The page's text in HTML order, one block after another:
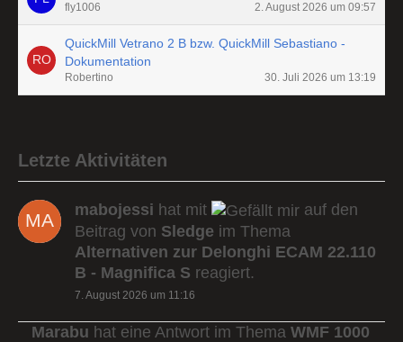
fly1006
2. August 2026 um 09:57
QuickMill Vetrano 2 B bzw. QuickMill Sebastiano -
Dokumentation
Robertino 30. Juli 2026 um 13:19
Letzte Aktivitäten
mabojessi hat mit
auf den
Beitrag von Sledge im Thema
Alternativen zur Delonghi ECAM 22.110
B - Magnifica S reagiert.
7. August 2026 um 11:16
Marabu hat eine Antwort im Thema WMF 1000